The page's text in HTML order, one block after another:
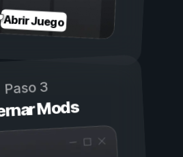
Abrir Juego
Paso 3
Mods